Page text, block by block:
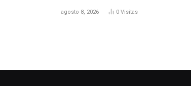
agosto 8, 2026 0 Visitas